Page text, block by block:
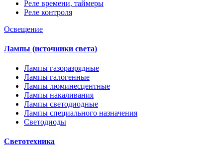
Реле времени, таймеры
Реле контроля
Освещение
Лампы (источники света)
Лампы газоразрядные
Лампы галогенные
Лампы люминесцентные
Лампы накаливания
Лампы светодиодные
Лампы специального назначения
Светодиоды
Светотехника